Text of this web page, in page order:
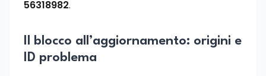
56318982.
Il blocco all’aggiornamento: origini e
ID problema